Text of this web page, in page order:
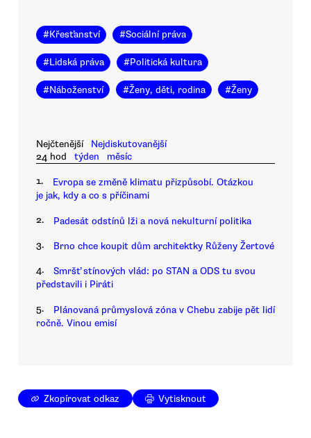
#Křesťanství #Sociální práva
#Lidská práva #Politická kultura
#Náboženství #Ženy, děti, rodina #Ženy
Nejčtenější
Nejdiskutovanější
24 hod
týden měsíc
1.
Evropa se změně klimatu přizpůsobí. Otázkou
je jak, kdy a co s příčinami
2. Padesát odstínů lži a nová nekulturní politika
3. Brno chce koupit dům architektky Růženy Žertové
4.
Smršť stínových vlád: po STAN a ODS tu svou
představili i Piráti
5.
Plánovaná průmyslová zóna v Chebu zabije pět lidí
ročně. Vinou emisí
Zkopírovat odkaz Vytisknout